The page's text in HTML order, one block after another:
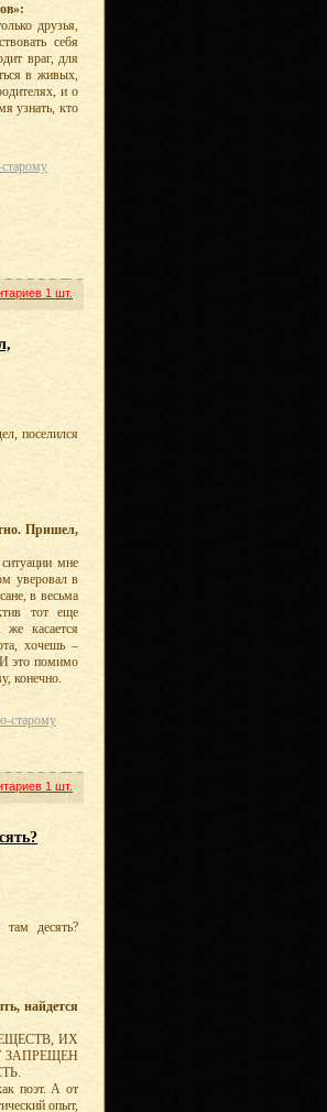
друзья,
себя
враг, для
в живых,
и о
узнать, кто
1 шт.
поселился
Пришел,
мне
уверовал в
в весьма
тот еще
касается
хочешь –
И это помимо
конечно.
старому
1 шт.
десять?
найдется
ИХ
ЗАПРЕЩЕН
поэт. А от
опыт,